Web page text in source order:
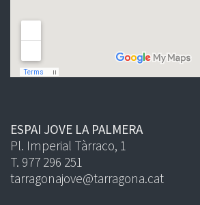
ESPAI JOVE LA PALMERA
Pl. Imperial Tàrraco, 1
T. 977 296 251
tarragonajove@tarragona.cat